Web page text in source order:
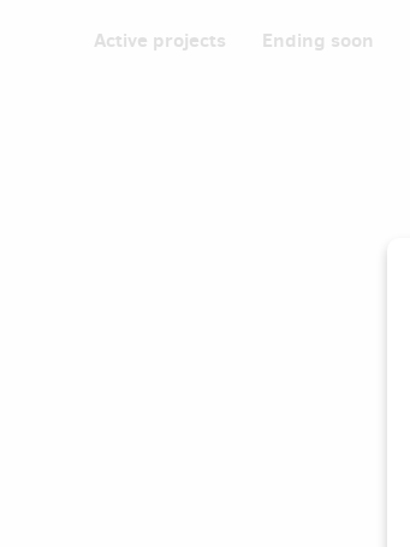
Active projects Ending soon